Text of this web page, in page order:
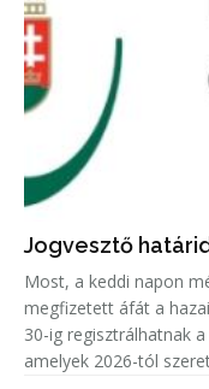
Jogvesztő
Most, a keddi napon
megfizetett áfát a
30-ig regisztrálhatnak
amelyek 2026-tól